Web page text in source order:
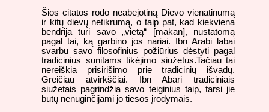
Šios citatos rodo neabejotiną Dievo vienatinumą
ir kitų dievų netikrumą, o taip pat, kad kiekviena
bendrija turi savo „vietą“ [makan], nustatomą
pagal tai, ką garbino jos nariai. Ibn Arabi labai
svarbu savo filosofinius požiūrius dėstyti pagal
tradicinius sunitams tikėjimo siužetus.Tačiau tai
nereiškia prisirišimo prie tradicinių išvadų.
Greičiau atvirkščiai. Ibn Abari tradiciniais
siužetais pagrindžia savo teiginius taip, tarsi jie
būtų nenuginčijami jo tiesos įrodymais.